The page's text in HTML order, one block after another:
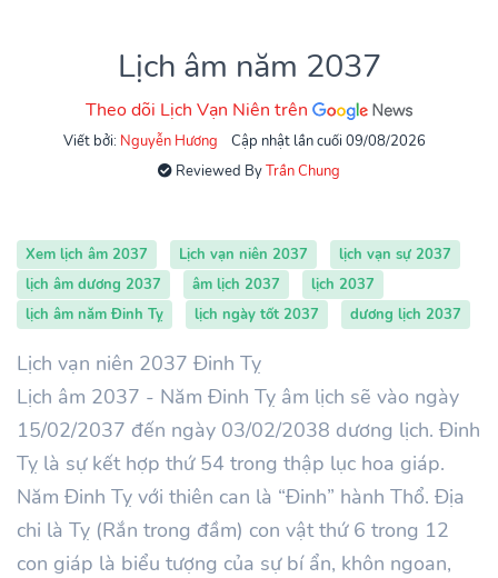
Lịch âm năm 2037
Theo dõi Lịch Vạn Niên trên
Viết bởi: Nguyễn Hương
Cập nhật lần cuối 09/08/2026
Reviewed ByTrần Chung
Xem lịch âm 2037 Lịch vạn niên 2037
lịch vạn sự 2037
lịch âm dương 2037
âm lịch 2037
lịch 2037
lịch âm năm Đinh Tỵ
lịch ngày tốt 2037 dương lịch 2037
Lịch vạn niên 2037 Đinh Tỵ
Lịch âm 2037 - Năm Đinh Tỵ âm lịch sẽ vào ngày
15/02/2037 đến ngày 03/02/2038 dương lịch. Đinh
Tỵ là sự kết hợp thứ 54 trong thập lục hoa giáp.
Năm Đinh Tỵ với thiên can là “Đinh” hành Thổ. Địa
chi là Tỵ (Rắn trong đầm) con vật thứ 6 trong 12
con giáp là biểu tượng của sự bí ẩn, khôn ngoan,